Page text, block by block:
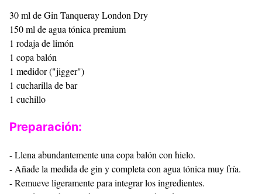
30 ml de Gin Tanqueray London Dry
150 ml de agua tónica premium
1 rodaja de limón
1 copa balón
1 medidor ("jigger")
1 cucharilla de bar
1 cuchillo
Preparación:
- Llena abundantemente una copa balón con hielo.
- Añade la medida de gin y completa con agua tónica muy fría.
- Remueve ligeramente para integrar los ingredientes.